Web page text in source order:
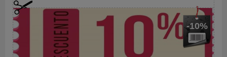
-10%